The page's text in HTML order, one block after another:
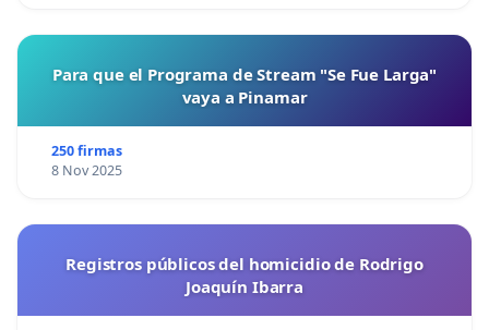
Para que el Programa de Stream "Se Fue Larga"
vaya a Pinamar
250 firmas
8 Nov 2025
Registros públicos del homicidio de Rodrigo
Joaquín Ibarra